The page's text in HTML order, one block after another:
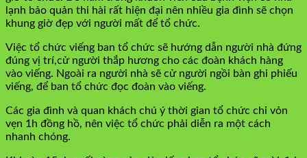
lạnh bảo quản thi hài rất hiện đại nên nhiều gia đình sẽ chọn
khung giờ đẹp với người mất để tổ chức.
Việc tổ chức viếng ban tổ chức sẽ hướng dẫn người nhà đứng
đúng vị trí,cử người thắp hương cho các đoàn khách hàng
vào viếng. Ngoài ra người nhà sẽ cử người ngồi bàn ghi phiếu
viếng, để ban tổ chức đọc đoàn vào viếng.
Các gia đình và quan khách chú ý thời gian tổ chức chỉ vỏn
vẹn 1h đồng hồ, nên việc tổ chức phải diễn ra một cách
nhanh chóng.